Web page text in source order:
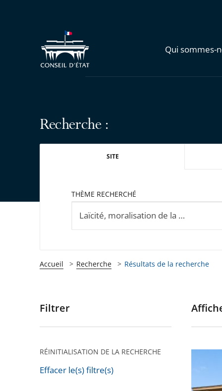
Qui sommes-
Recherche :
SITE
THÈME RECHERCHÉ
Accueil Recherche Résultats de la recherche
Passer
pour
après
Filtrer
RÉINITIALISATION DE LA RECHERCHE
Effacer le(s) filtre(s)